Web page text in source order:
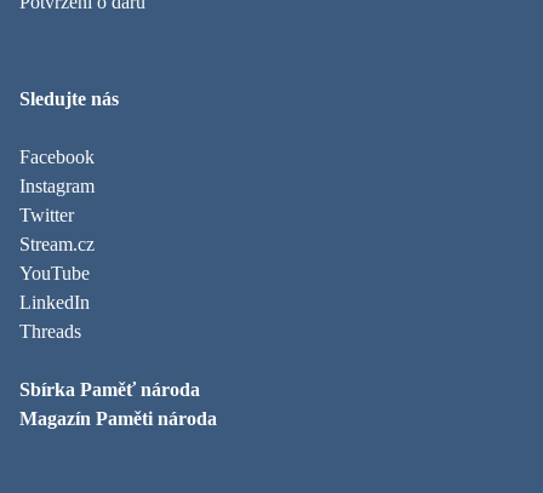
Sledujte nás
Facebook
Instagram
Twitter
Stream.cz
YouTube
LinkedIn
Threads
Sbírka Paměť národa
Magazín Paměti národa